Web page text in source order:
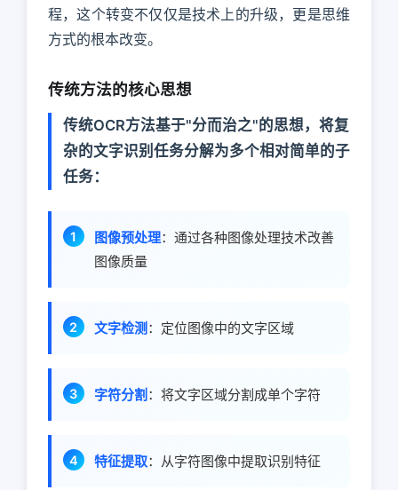
程，这个转变不仅仅是技术上的升级，更是思维
方式的根本改变。
传统方法的核心思想
传统OCR方法基于"分而治之"的思想，将复
杂的文字识别任务分解为多个相对简单的子
任务：
图像预处理：通过各种图像处理技术改善
图像质量
文字检测 ：定位图像中的文字区域
字符分割 ：将文字区域分割成单个字符
特征提取：从字符图像中提取识别特征